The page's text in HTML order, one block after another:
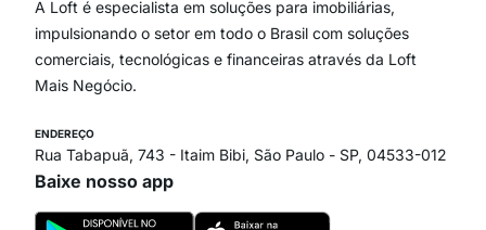
Paraíso
Itaim Bibi
A Loft é especialista em soluções para imobiliárias,
impulsionando o setor em todo o Brasil com soluções
comerciais, tecnológicas e financeiras através da Loft
Mais Negócio.
ENDEREÇO
Rua Tabapuã, 743 - Itaim Bibi, São Paulo - SP, 04533-012
Baixe nosso app